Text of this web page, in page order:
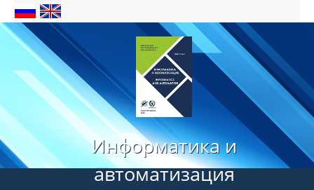
Информатика и
автоматизация